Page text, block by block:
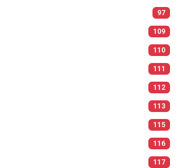
97
109
110
111
112
113
115
116
117